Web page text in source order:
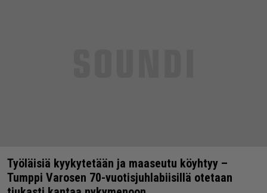
Työläisiä kyykytetään ja maaseutu köyhtyy –
Tumppi Varosen 70-vuotisjuhlabiisillä otetaan